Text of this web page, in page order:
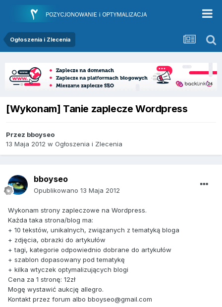
Ogłoszenia i Zlecenia
[Wykonam] Tanie zaplecze Wordpress
Przez bboyseo
13 Maja 2012 w Ogłoszenia i Zlecenia
bboyseo
Opublikowano 13 Maja 2012
Wykonam strony zapleczowe na Wordpress.
Każda taka strona/blog ma:
+ 10 tekstów, unikalnych, związanych z tematyką bloga
+ zdjęcia, obrazki do artykułów
+ tagi, kategorie odpowiednio dobrane do artykułów
+ szablon dopasowany pod tematykę
+ kilka wtyczek optymalizujących blogi
Cena za 1 stronę: 12zł
Mogę wystawić aukcję allegro.
Kontakt przez forum albo bboyseo@gmail.com